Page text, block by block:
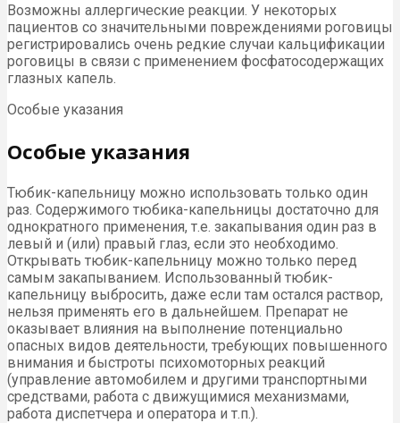
Возможны аллергические реакции. У некоторых
пациентов со значительными повреждениями роговицы
регистрировались очень редкие случаи кальцификации
роговицы в связи с применением фосфатосодержащих
глазных капель.
Особые указания
Особые указания
Тюбик-капельницу можно использовать только один
раз. Содержимого тюбика-капельницы достаточно для
однократного применения, т.е. закапывания один раз в
левый и (или) правый глаз, если это необходимо.
Открывать тюбик-капельницу можно только перед
самым закапыванием. Использованный тюбик-
капельницу выбросить, даже если там остался раствор,
нельзя применять его в дальнейшем. Препарат не
оказывает влияния на выполнение потенциально
опасных видов деятельности, требующих повышенного
внимания и быстроты психомоторных реакций
(управление автомобилем и другими транспортными
средствами, работа с движущимися механизмами,
работа диспетчера и оператора и т.п.).